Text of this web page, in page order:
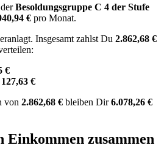
Besoldungsgruppe C 4 der Stufe
€ pro Monat.
Insgesamt zahlst Du 2.862,68 €
€
127,63 €
von 2.862,68 € bleiben Dir6.078,26 €
Einkommen zusammen